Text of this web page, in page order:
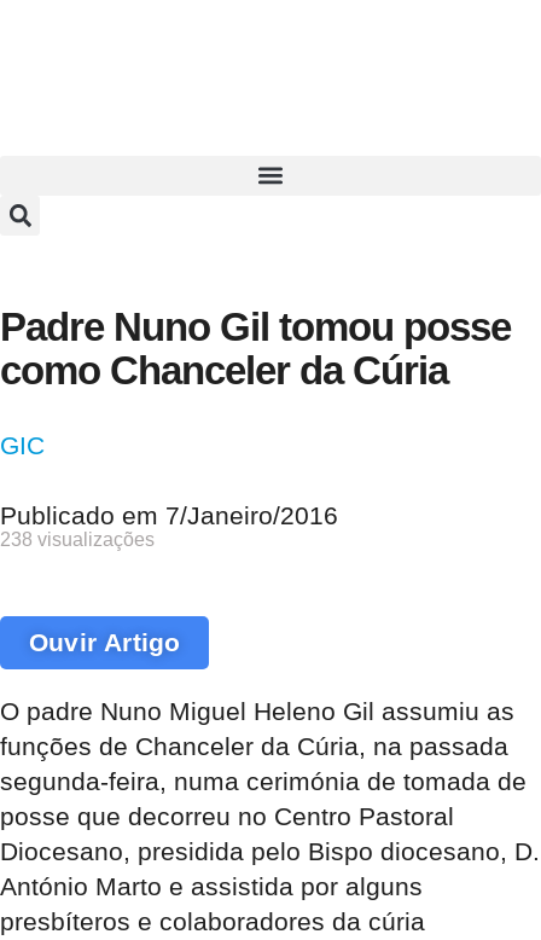
Padre Nuno Gil tomou posse
como Chanceler da Cúria
GIC
Publicado em 7/Janeiro/2016
238 visualizações
Ouvir Artigo
O padre Nuno Miguel Heleno Gil assumiu as
funções de Chanceler da Cúria, na passada
segunda-feira, numa cerimónia de tomada de
posse que decorreu no Centro Pastoral
Diocesano, presidida pelo Bispo diocesano, D.
António Marto e assistida por alguns
presbíteros e colaboradores da cúria